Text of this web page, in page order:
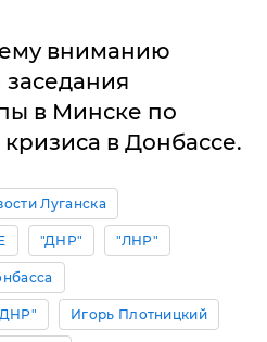
вниманию
заседания
в Минске по
в Донбассе.
Луганска
"ДНР" "ЛНР"
Игорь Плотницкий